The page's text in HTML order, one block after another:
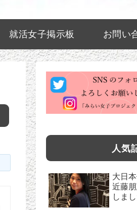
就活女子掲示板 お問い
人気
大日
近藤
しま